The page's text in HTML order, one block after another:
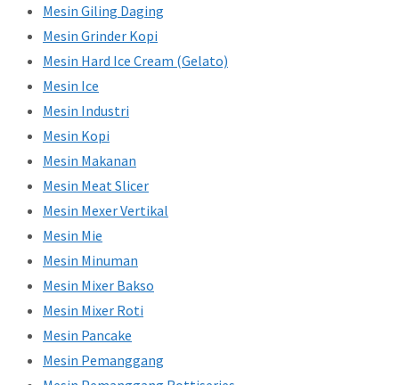
Mesin Giling Daging
Mesin Grinder Kopi
Mesin Hard Ice Cream (Gelato)
Mesin Ice
Mesin Industri
Mesin Kopi
Mesin Makanan
Mesin Meat Slicer
Mesin Mexer Vertikal
Mesin Mie
Mesin Minuman
Mesin Mixer Bakso
Mesin Mixer Roti
Mesin Pancake
Mesin Pemanggang